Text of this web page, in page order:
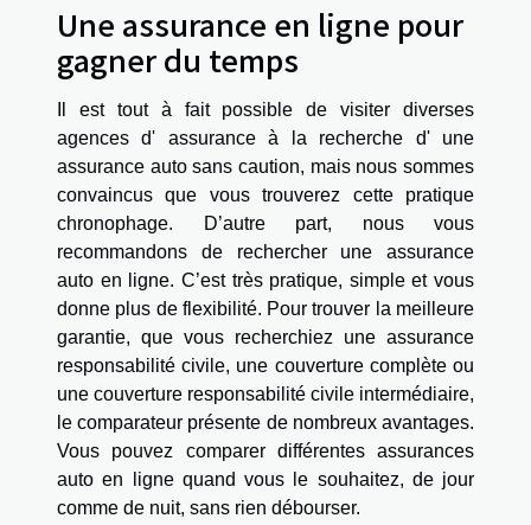
Une assurance en ligne pour
gagner du temps
Il est tout à fait possible de visiter diverses
agences d' assurance à la recherche d' une
assurance auto sans caution, mais nous sommes
convaincus que vous trouverez cette pratique
chronophage. D’autre part, nous vous
recommandons de rechercher une assurance
auto en ligne. C’est très pratique, simple et vous
donne plus de flexibilité. Pour trouver la meilleure
garantie, que vous recherchiez une assurance
responsabilité civile, une couverture complète ou
une couverture responsabilité civile intermédiaire,
le comparateur présente de nombreux avantages.
Vous pouvez comparer différentes assurances
auto en ligne quand vous le souhaitez, de jour
comme de nuit, sans rien débourser.